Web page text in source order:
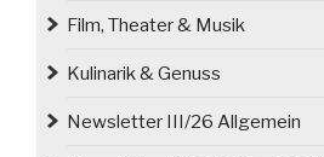
Film, Theater & Musik
Kulinarik & Genuss
Newsletter III/26 Allgemein